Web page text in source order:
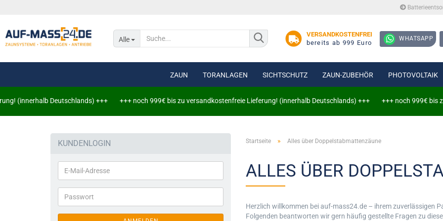
Alle
VERSANDKOSTENFREI
bereits ab 999 Euro
WHATSAPP
ZAUN
Doppelstabmattenzaun 8/6/8
TORANLAGEN
Zaun-, Tor- und Wandanschlüsse
SICHTSCHUTZ ZAUN-ZUBEHÖR
Leuchtschiene
PHOTOVOLTAIK
Deutschlands) ++++++ noch 999€ bis zu versandkostenfreie Lieferung! (innerhalb Deutschlands) ++++++ noch 999€ bis zu
Startseite » Alles über Doppelstabmattenzäune
ALLES ÜBER
Herzlich willkommen bei auf-mass24.de – ihrem zuverlässigen
Folgenden beantworten wir gern häufig gestellte Fragen zu
KUNDENLOGIN